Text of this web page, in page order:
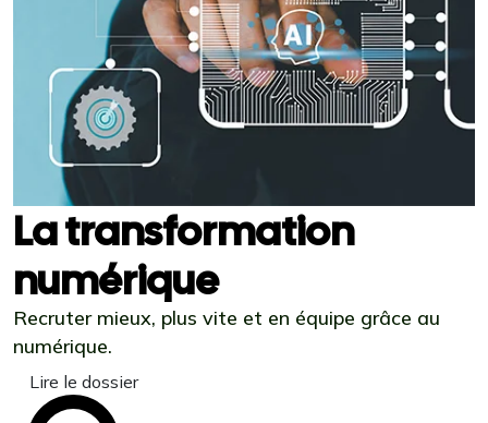
La transformation
numérique
Recruter mieux, plus vite et en équipe grâce au
numérique.
Lire le dossier